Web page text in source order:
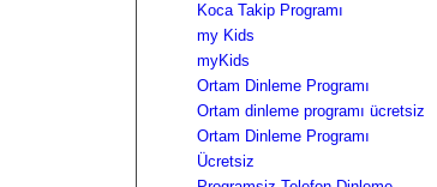
Koca Takip Programı
my Kids
myKids
Ortam Dinleme Programı
Ortam dinleme programı ücretsiz
Ortam Dinleme Programı
Ücretsiz